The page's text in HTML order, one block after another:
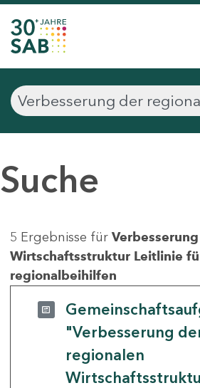
Suche
5 Ergebnisse für
Wirtschaftsstruktur Leitlinie
regionalbeihilfen
"Verbesserung
regionalen